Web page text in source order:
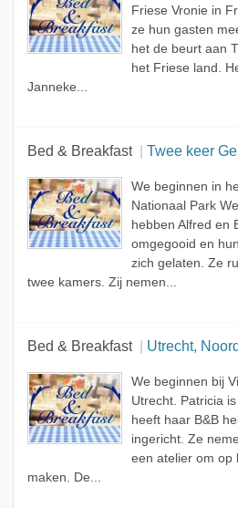
Friese Vronie in
ze hun gasten
het de beurt aan
het Friese land.
Janneke...
Bed & Breakfast Twee keer Gelderland,
We beginnen in
Nationaal Park
hebben Alfred en
omgegooid en
zich gelaten. Ze
twee kamers. Zij nemen...
Bed & Breakfast Utrecht, Noord-Brabant &
We beginnen bij
Utrecht. Patricia
heeft haar B&B
ingericht. Ze
een atelier om op
maken. De...